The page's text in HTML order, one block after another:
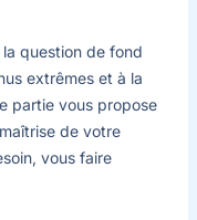
question de fond
extrêmes et à la
partie vous propose
de votre
vous faire